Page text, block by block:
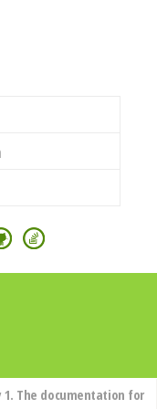
The documentation for